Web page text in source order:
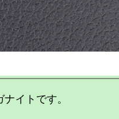
イトです。